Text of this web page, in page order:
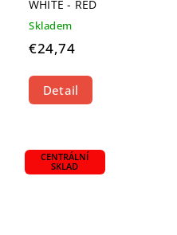
WHITE - RED
Skladem
€24,74
Detail
CENTRÁLNÍ
SKLAD